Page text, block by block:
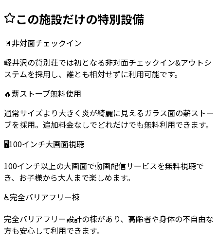
この施設だけの特別設備
🚪非対面チェックイン
軽井沢の貸別荘では初となる非対面チェックイン&アウトシ
ステムを採用し、誰とも相対せずに利用可能です。
🔥薪ストーブ無料使用
通常サイズより大きく炎が綺麗に見えるガラス面の薪ストー
ブを採用。追加料金なしでどれだけでも無料利用できます。
🖥️100インチ大画面視聴
100インチ以上の大画面で動画配信サービスを無料視聴で
き、お子様から大人まで楽しめます。
♿完全バリアフリー棟
完全バリアフリー設計の棟があり、高齢者や身体の不自由な
方も安心して利用できます。